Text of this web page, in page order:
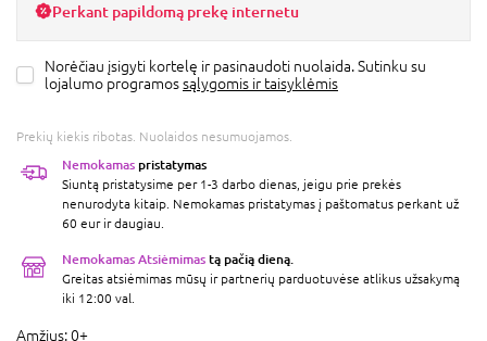
Perkant papildomą prekę internetu
Norėčiau įsigyti kortelę ir pasinaudoti nuolaida. Sutinku su
lojalumo programossąlygomis ir taisyklėmis
Prekių kiekis ribotas. Nuolaidos nesumuojamos.
Nemokamas pristatymas
Siuntą pristatysime per 1-3 darbo dienas, jeigu prie prekės
nenurodyta kitaip. Nemokamas pristatymas į paštomatus perkant už
60 eur ir daugiau.
Nemokamas Atsiėmimas tą pačią dieną.
Greitas atsiėmimas mūsų ir partnerių parduotuvėse atlikus užsakymą
iki 12:00 val.
Amžius:0+